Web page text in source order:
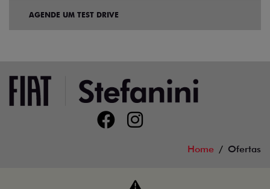
AGENDE UM TEST DRIVE
Home Ofertas
Desacelere. Seu bem maior é a vida.